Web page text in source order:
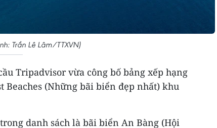
Trần Lê Lâm/TTXVN)
Tripadvisor vừa công bố bảng xếp hạng
Beaches (Những bãi biển đẹp nhất) khu
danh sách là bãi biển An Bàng (Hội